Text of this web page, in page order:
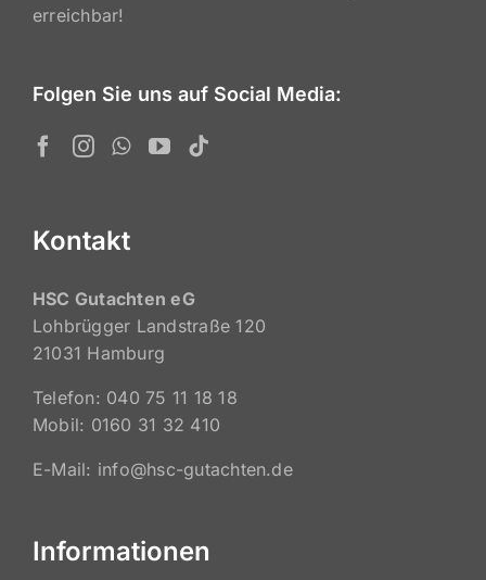
erreichbar!
Folgen Sie uns auf Social Media:
Kontakt
HSC Gutachten eG
Lohbrügger Landstraße 120
21031 Hamburg
Telefon: 040 75 11 18 18
Mobil: 0160 31 32 410
E-Mail: info@hsc-gutachten.de
Informationen